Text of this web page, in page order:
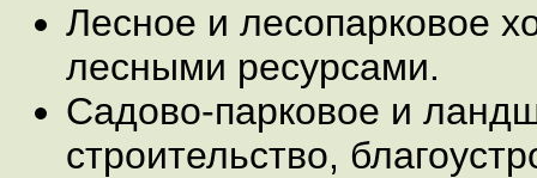
Лесное и лесопарковое
лесными ресурсами.
Садово-парковое и
строительство,